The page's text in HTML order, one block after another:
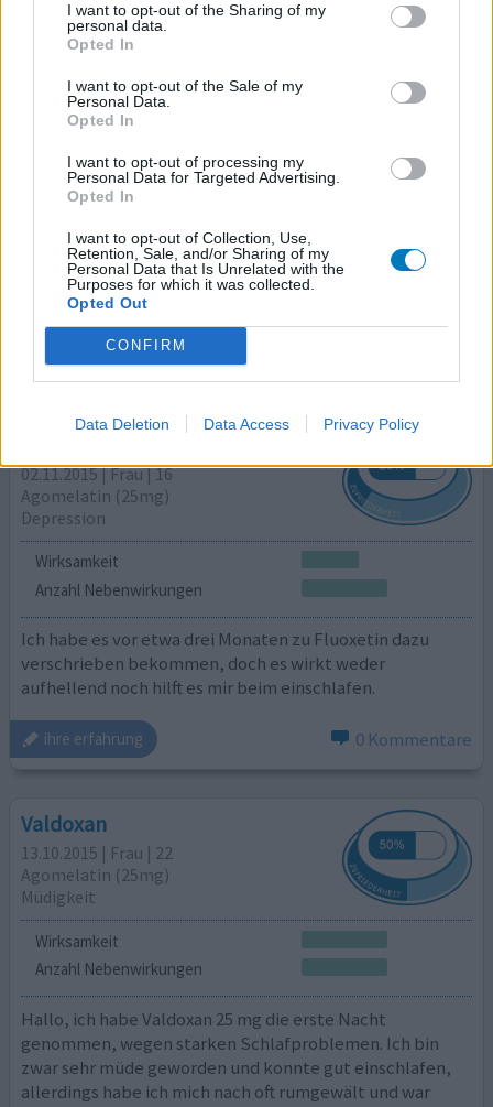
I want to opt-out of the Sharing of my
personal data.
Opted In
I want to opt-out of the Sale of my
Personal Data.
Opted In
I want to opt-out of processing my
Personal Data for Targeted Advertising.
Opted In
I want to opt-out of Collection, Use,
Retention, Sale, and/or Sharing of my
Personal Data that Is Unrelated with the
Purposes for which it was collected.
Opted Out
CONFIRM
Data Deletion Data Access Privacy Policy
ihre erfahrung
Valdoxan
09.11.2015 | Mann | 59
Schlafstörungen
Wirksamkeit
Anzahl Nebenwirkungen
ebenfalls nicht die erhoffte Wirkung, im Gegenteil zu
dem kamen noch Einschlafprobleme
ihre erfahrung
02.11.2015 | Frau | 16
Agomelatin (25mg)
Depression
Wirksamkeit
Anzahl Nebenwirkungen
Ich habe es vor etwa drei Monaten zu Fluoxetin dazu
verschrieben bekommen, doch es wirkt weder
aufhellend noch hilft es mir beim einschlafen.
ihre erfahrung 0 Kommentare
Valdoxan
13.10.2015 | Frau | 22
Agomelatin (25mg)
Müdigkeit
Wirksamkeit
Anzahl Nebenwirkungen
Hallo, ich habe Valdoxan 25 mg die erste Nacht
genommen, wegen starken Schlafproblemen. Ich bin
zwar sehr müde geworden und konnte gut einschlafen,
allerdings habe ich mich nach oft rumgewält und war